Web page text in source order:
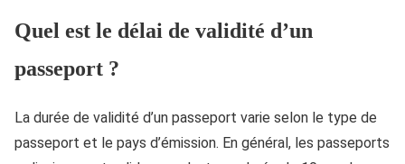
Quel est le délai de validité d’un
passeport ?
La durée de validité d’un passeport varie selon le type de
passeport et le pays d’émission. En général, les passeports